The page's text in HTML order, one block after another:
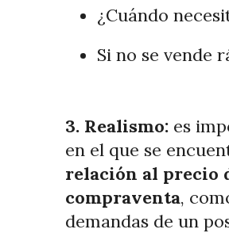
¿Cuándo
Si no se vende
3. Realismo: es
en el que se
relación al precio
compraventa,
demandas de un